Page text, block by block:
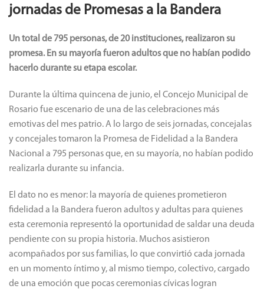
jornadas de Promesas a la Bandera
Un total de 795 personas, de 20 instituciones, realizaron su
promesa. En su mayoría fueron adultos que no habían podido
hacerlo durante su etapa escolar.
Durante la última quincena de junio, el Concejo Municipal de
Rosario fue escenario de una de las celebraciones más
emotivas del mes patrio. A lo largo de seis jornadas, concejalas
y concejales tomaron la Promesa de Fidelidad a la Bandera
Nacional a 795 personas que, en su mayoría, no habían podido
realizarla durante su infancia.
El dato no es menor: la mayoría de quienes prometieron
fidelidad a la Bandera fueron adultos y adultas para quienes
esta ceremonia representó la oportunidad de saldar una deuda
pendiente con su propia historia. Muchos asistieron
acompañados por sus familias, lo que convirtió cada jornada
en un momento íntimo y, al mismo tiempo, colectivo, cargado
de una emoción que pocas ceremonias cívicas logran